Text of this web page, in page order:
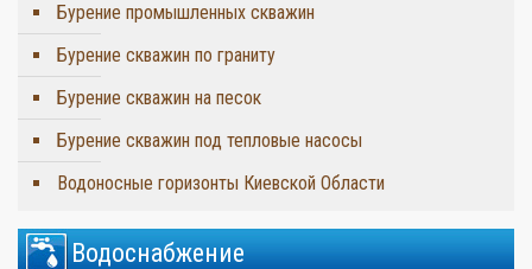
Бурение промышленных скважин
Бурение скважин по граниту
Бурение скважин на песок
Бурение скважин под тепловые насосы
Водоносные горизонты Киевской Области
Водоснабжение